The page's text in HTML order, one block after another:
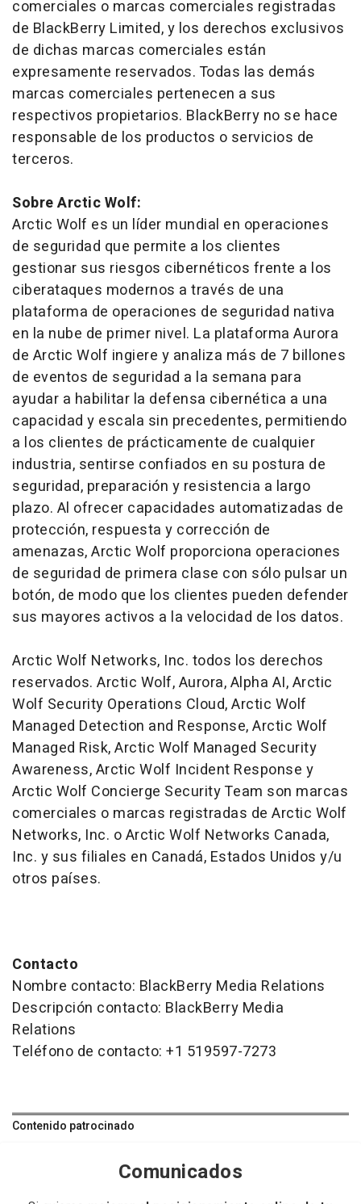
comerciales o marcas comerciales registradas
de BlackBerry Limited, y los derechos exclusivos
de dichas marcas comerciales están
expresamente reservados. Todas las demás
marcas comerciales pertenecen a sus
respectivos propietarios. BlackBerry no se hace
responsable de los productos o servicios de
terceros.
Sobre Arctic Wolf:
Arctic Wolf es un líder mundial en operaciones
de seguridad que permite a los clientes
gestionar sus riesgos cibernéticos frente a los
ciberataques modernos a través de una
plataforma de operaciones de seguridad nativa
en la nube de primer nivel. La plataforma Aurora
de Arctic Wolf ingiere y analiza más de 7 billones
de eventos de seguridad a la semana para
ayudar a habilitar la defensa cibernética a una
capacidad y escala sin precedentes, permitiendo
a los clientes de prácticamente de cualquier
industria, sentirse confiados en su postura de
seguridad, preparación y resistencia a largo
plazo. Al ofrecer capacidades automatizadas de
protección, respuesta y corrección de
amenazas, Arctic Wolf proporciona operaciones
de seguridad de primera clase con sólo pulsar un
botón, de modo que los clientes pueden defender
sus mayores activos a la velocidad de los datos.
Arctic Wolf Networks, Inc. todos los derechos
reservados. Arctic Wolf, Aurora, Alpha AI, Arctic
Wolf Security Operations Cloud, Arctic Wolf
Managed Detection and Response, Arctic Wolf
Managed Risk, Arctic Wolf Managed Security
Awareness, Arctic Wolf Incident Response y
Arctic Wolf Concierge Security Team son marcas
comerciales o marcas registradas de Arctic Wolf
Networks, Inc. o Arctic Wolf Networks Canada,
Inc. y sus filiales en Canadá, Estados Unidos y/u
otros países.
Contacto
Nombre contacto: BlackBerry Media Relations
Descripción contacto: BlackBerry Media
Relations
Teléfono de contacto: +1 519597-7273
Contenido patrocinado
Comunicados